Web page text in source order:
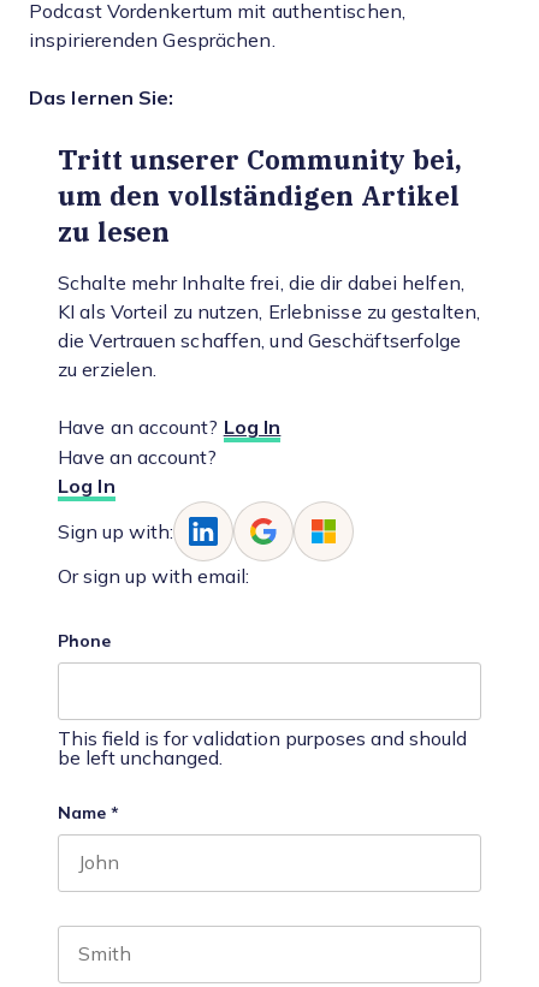
Podcast Vordenkertum mit authentischen,
inspirierenden Gesprächen.
Das lernen Sie:
Tritt unserer Community bei,
um den vollständigen Artikel
zu lesen
Schalte mehr Inhalte frei, die dir dabei helfen,
KI als Vorteil zu nutzen, Erlebnisse zu gestalten,
die Vertrauen schaffen, und Geschäftserfolge
zu erzielen.
Have an account? Log In
Have an account?
Log In
Sign up with:
Or sign up with email:
Phone
This field is for validation purposes and should
be left unchanged.
Name *